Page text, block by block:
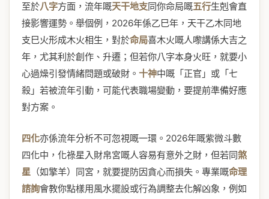
至於八字方面，流年嘅天干地支同你命局嘅五行生剋會直
接影響運勢。舉個例，2026年係乙巳年，天干乙木同地
支巳火形成木火相生，對於命局喜木火嘅人嚟講係大吉之
年，尤其利於創作、升遷；但若你八字本身火旺，就要小
心過燥引發情緒問題或破財。 十神中嘅「正官」或「七
殺」若被流年引動，可能代表職場變動，要提前準備好應
對方案。
四化亦係流年分析不可忽視嘅一環。2026年嘅紫微斗數
四化中，化祿星入財帛宮嘅人容易有意外之財，但若同煞
星 （如擎羊）同宮，就要提防因貪心而損失。專業嘅命理
諮詢會教你點樣用風水擺設或行為調整去化解凶象，例如